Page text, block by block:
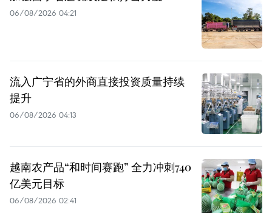
06/08/2026 04:21
流入广宁省的外商直接投资质量持续
提升
06/08/2026 04:13
越南农产品“和时间赛跑” 全力冲刺740
亿美元目标
06/08/2026 02:41